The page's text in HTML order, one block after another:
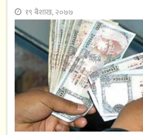
१९ बैशाख, २०७७